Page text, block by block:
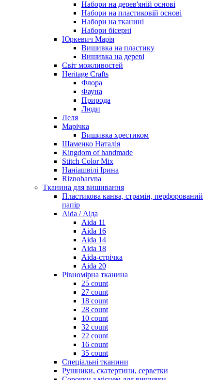
Набори на дерев'яній основі
Набори на пластиковій основі
Набори на тканині
Набори бісерні
Юркевич Марія
Вишивка на пластику
Вишивка на дереві
Світ можливостей
Heritage Crafts
Флора
Фауна
Природа
Люди
Леля
Марічка
Вишивка хрестиком
Шаменко Наталія
Kingdom of handmade
Stitch Color Mix
Наніашвілі Ірина
Riznobarvna
Тканина для вишивання
Пластикова канва, страмін, перфорований
папір
Aida / Аіда
Aida 11
Aida 16
Aida 14
Aida 18
Aida-стрічка
Aida 20
Рівномірна тканина
25 count
27 count
18 count
28 count
10 count
32 count
22 count
16 count
35 count
Спеціальні тканини
Рушники, скатертини, серветки